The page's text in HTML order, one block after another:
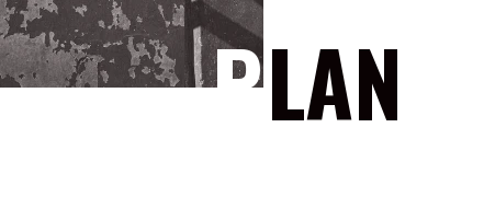
PLAN